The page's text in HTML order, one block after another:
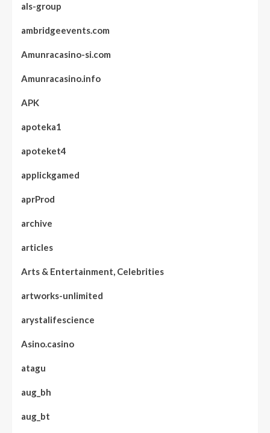
als-group
ambridgeevents.com
Amunracasino-si.com
Amunracasino.info
APK
apoteka1
apoteket4
applickgamed
aprProd
archive
articles
Arts & Entertainment, Celebrities
artworks-unlimited
arystalifescience
Asino.casino
atagu
aug_bh
aug_bt